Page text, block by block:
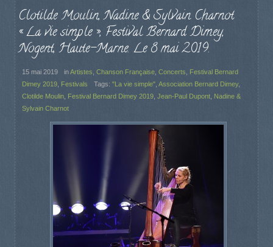
Clotilde Moulin, Nadine & Sylvain Charnot
« La vie simple », Festival Bernard Dimey,
Nogent, Haute-Marne. Le 8 mai 2019.
15 mai 2019 inArtistes Chanson Française Concerts
Festival Bernard
Dimey 2019 Festivals Tags: "La vie simple" Association Bernard Dimey,
Clotilde Moulin Festival Bernard Dimey 2019 Jean-Paul Dupont Nadine &
Sylvain Charnot